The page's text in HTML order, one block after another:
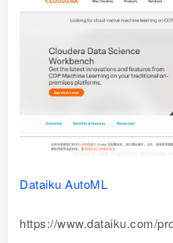
Dataiku AutoML
https://www.dataiku.com/